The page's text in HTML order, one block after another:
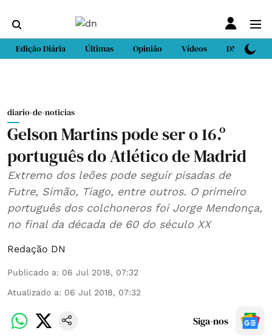
Edição Diária Últimas Opinião Vídeos DN Sport
diario-de-noticias
Gelson Martins pode ser o 16.º
português do Atlético de Madrid
Extremo dos leões pode seguir pisadas de
Futre, Simão, Tiago, entre outros. O primeiro
português dos colchoneros foi Jorge Mendonça,
no final da década de 60 do século XX
Redação DN
Publicado a: 06 Jul 2018, 07:32
Atualizado a: 06 Jul 2018, 07:32
Siga-nos